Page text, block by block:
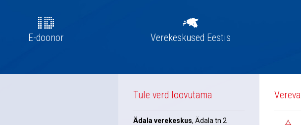
E-doonor Verekeskused Eestis
Tule verd loovutama
Ädala verekeskus, Ädala tn 2